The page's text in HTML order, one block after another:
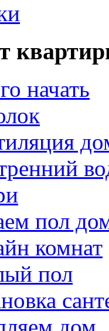
начать
пол
комнат
пол